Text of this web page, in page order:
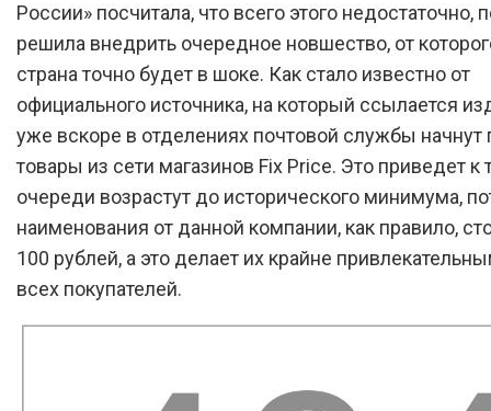
России» посчитала, что всего этого недостаточно,
решила внедрить очередное новшество, от
страна точно будет в шоке. Как стало известно от
официального источника, на который ссылается
уже вскоре в отделениях почтовой службы начнут
товары из сети магазинов Fix Price. Это приведет к
очереди возрастут до исторического минимума,
наименования от данной компании, как правило,
100 рублей, а это делает их крайне
всех покупателей.